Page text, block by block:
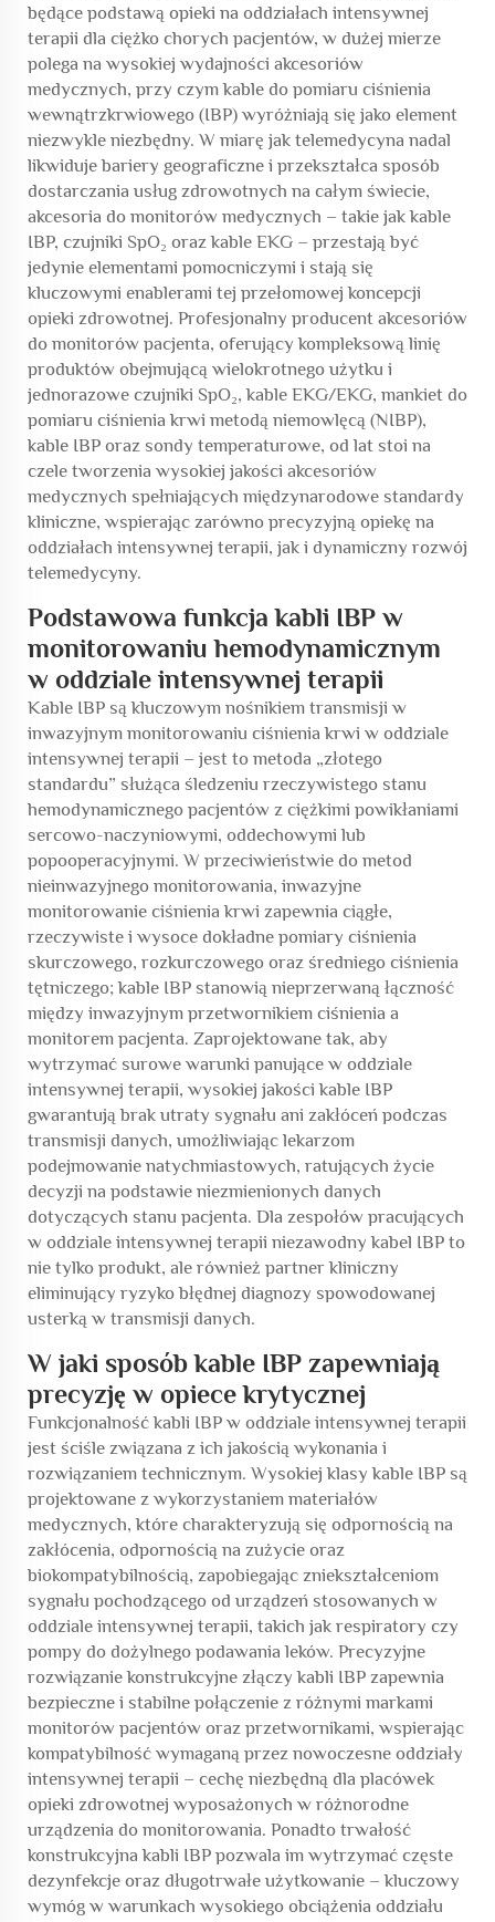
będące podstawą opieki na oddziałach intensywnej
terapii dla ciężko chorych pacjentów, w dużej mierze
polega na wysokiej wydajności akcesoriów
medycznych, przy czym kable do pomiaru ciśnienia
wewnątrzkrwiowego (IBP) wyróżniają się jako element
niezwykle niezbędny. W miarę jak telemedycyna nadal
likwiduje bariery geograficzne i przekształca sposób
dostarczania usług zdrowotnych na całym świecie,
akcesoria do monitorów medycznych – takie jak kable
IBP, czujniki SpO₂ oraz kable EKG – przestają być
jedynie elementami pomocniczymi i stają się
kluczowymi enablerami tej przełomowej koncepcji
opieki zdrowotnej. Profesjonalny producent akcesoriów
do monitorów pacjenta, oferujący kompleksową linię
produktów obejmującą wielokrotnego użytku i
jednorazowe czujniki SpO₂, kable EKG/EKG, mankiet do
pomiaru ciśnienia krwi metodą niemowlęcą (NIBP),
kable IBP oraz sondy temperaturowe, od lat stoi na
czele tworzenia wysokiej jakości akcesoriów
medycznych spełniających międzynarodowe standardy
kliniczne, wspierając zarówno precyzyjną opiekę na
oddziałach intensywnej terapii, jak i dynamiczny rozwój
telemedycyny.
Podstawowa funkcja kabli IBP w
monitorowaniu hemodynamicznym
w oddziale intensywnej terapii
Kable IBP są kluczowym nośnikiem transmisji w
inwazyjnym monitorowaniu ciśnienia krwi w oddziale
intensywnej terapii – jest to metoda „złotego
standardu” służąca śledzeniu rzeczywistego stanu
hemodynamicznego pacjentów z ciężkimi powikłaniami
sercowo-naczyniowymi, oddechowymi lub
popooperacyjnymi. W przeciwieństwie do metod
nieinwazyjnego monitorowania, inwazyjne
monitorowanie ciśnienia krwi zapewnia ciągłe,
rzeczywiste i wysoce dokładne pomiary ciśnienia
skurczowego, rozkurczowego oraz średniego ciśnienia
tętniczego; kable IBP stanowią nieprzerwaną łączność
między inwazyjnym przetwornikiem ciśnienia a
monitorem pacjenta. Zaprojektowane tak, aby
wytrzymać surowe warunki panujące w oddziale
intensywnej terapii, wysokiej jakości kable IBP
gwarantują brak utraty sygnału ani zakłóceń podczas
transmisji danych, umożliwiając lekarzom
podejmowanie natychmiastowych, ratujących życie
decyzji na podstawie niezmienionych danych
dotyczących stanu pacjenta. Dla zespołów pracujących
w oddziale intensywnej terapii niezawodny kabel IBP to
nie tylko produkt, ale również partner kliniczny
eliminujący ryzyko błędnej diagnozy spowodowanej
usterką w transmisji danych.
W jaki sposób kable IBP zapewniają
precyzję w opiece krytycznej
Funkcjonalność kabli IBP w oddziale intensywnej terapii
jest ściśle związana z ich jakością wykonania i
rozwiązaniem technicznym. Wysokiej klasy kable IBP są
projektowane z wykorzystaniem materiałów
medycznych, które charakteryzują się odpornością na
zakłócenia, odpornością na zużycie oraz
biokompatybilnością, zapobiegając zniekształceniom
sygnału pochodzącego od urządzeń stosowanych w
oddziale intensywnej terapii, takich jak respiratory czy
pompy do dożylnego podawania leków. Precyzyjne
rozwiązanie konstrukcyjne złączy kabli IBP zapewnia
bezpieczne i stabilne połączenie z różnymi markami
monitorów pacjentów oraz przetwornikami, wspierając
kompatybilność wymaganą przez nowoczesne oddziały
intensywnej terapii – cechę niezbędną dla placówek
opieki zdrowotnej wyposażonych w różnorodne
urządzenia do monitorowania. Ponadto trwałość
konstrukcyjna kabli IBP pozwala im wytrzymać częste
dezynfekcje oraz długotrwałe użytkowanie – kluczowy
wymóg w warunkach wysokiego obciążenia oddziału